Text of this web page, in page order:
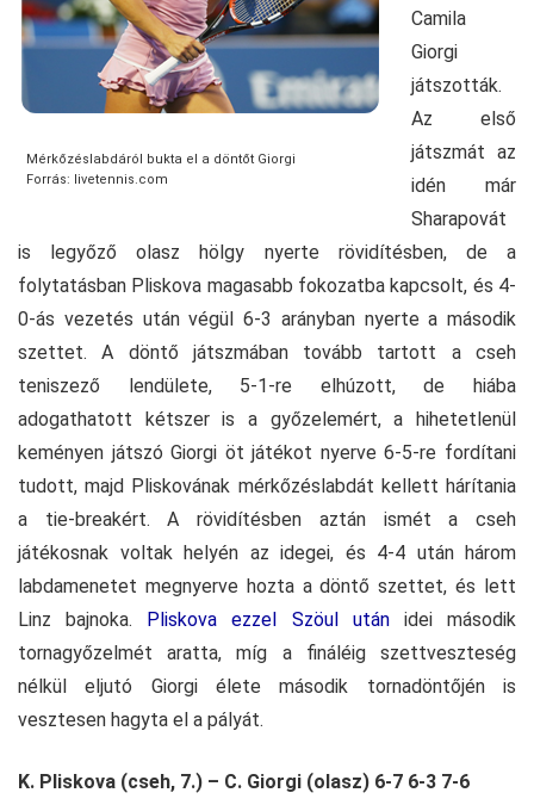
Mérkőzéslabdáról bukta el a döntőt Giorgi
Forrás: livetennis.com
Camila
Giorgi
játszották.
Az első
játszmát az
idén már
Sharapovát
is legyőző olasz hölgy nyerte rövidítésben, de a
folytatásban Pliskova magasabb fokozatba kapcsolt, és 4-
0-ás vezetés után végül 6-3 arányban nyerte a második
szettet. A döntő játszmában tovább tartott a cseh
teniszező lendülete, 5-1-re elhúzott, de hiába
adogathatott kétszer is a győzelemért, a hihetetlenül
keményen játszó Giorgi öt játékot nyerve 6-5-re fordítani
tudott, majd Pliskovának mérkőzéslabdát kellett hárítania
a tie-breakért. A rövidítésben aztán ismét a cseh
játékosnak voltak helyén az idegei, és 4-4 után három
labdamenetet megnyerve hozta a döntő szettet, és lett
Linz bajnoka. Pliskova ezzel Szöul utánidei második
tornagyőzelmét aratta, míg a fináléig szettveszteség
nélkül eljutó Giorgi élete második tornadöntőjén is
vesztesen hagyta el a pályát.
K. Pliskova (cseh, 7.) – C. Giorgi (olasz) 6-7 6-3 7-6